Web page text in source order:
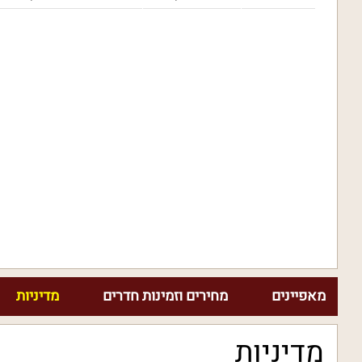
מאפיינים מחירים וזמינות חדרים מדיניות
מדיניות